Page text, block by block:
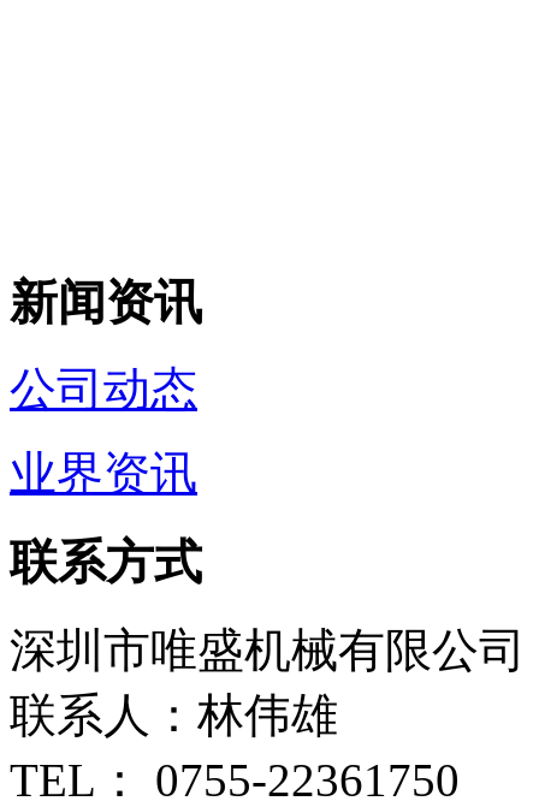
新闻资讯
公司动态
业界资讯
联系方式
深圳市唯盛机械有限公司
联系人：林伟雄
TEL： 0755-22361750